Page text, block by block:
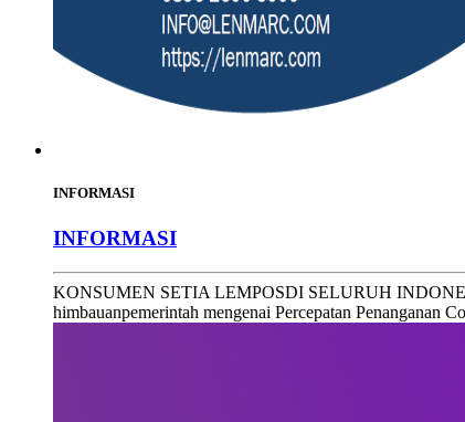
INFORMASI
INFORMASI
KONSUMEN SETIA LEMPOSDI SELURUH
himbauanpemerintah mengenai Percepatan